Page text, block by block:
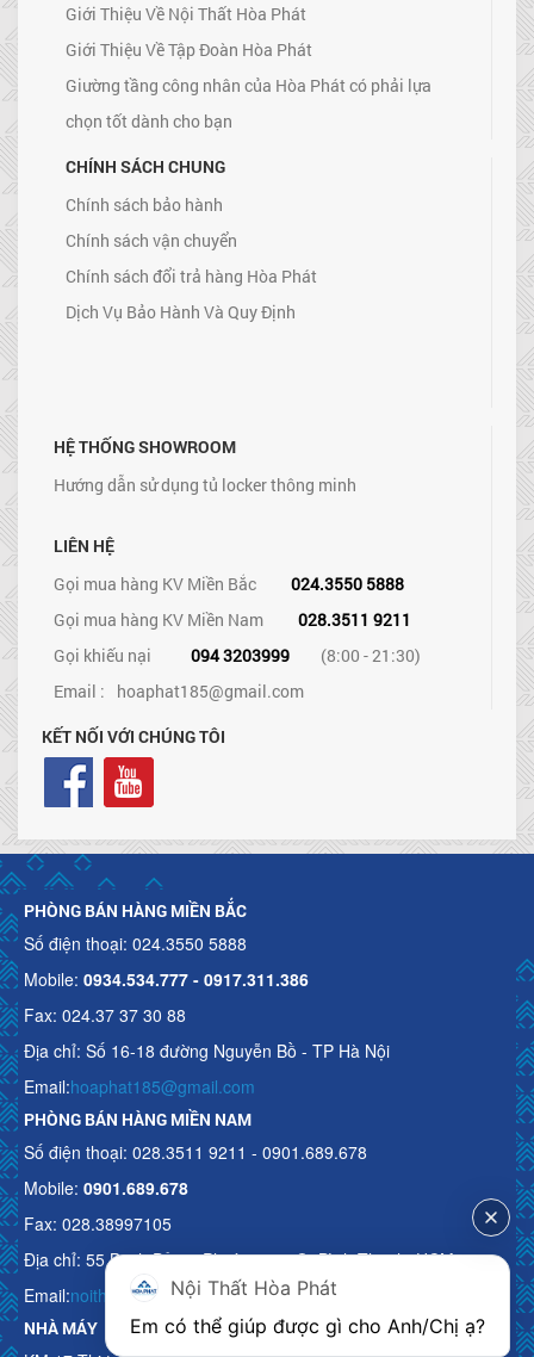
Giới Thiệu Về Nội Thất Hòa Phát
Giới Thiệu Về Tập Đoàn Hòa Phát
Giường tầng công nhân của Hòa Phát có phải lựa
chọn tốt dành cho bạn
CHÍNH SÁCH CHUNG
Chính sách bảo hành
Chính sách vận chuyển
Chính sách đổi trả hàng Hòa Phát
Dịch Vụ Bảo Hành Và Quy Định
HỆ THỐNG SHOWROOM
Hướng dẫn sử dụng tủ locker thông minh
LIÊN HỆ
Gọi mua hàng KV Miền Bắc
024.3550 5888
Gọi mua hàng KV Miền Nam
028.3511 9211
Gọi khiếu nại
094 3203999
(8:00 - 21:30)
Email : hoaphat185@gmail.com
KẾT NỐI VỚI CHÚNG TÔI
PHÒNG BÁN HÀNG MIỀN BẮC
Số điện thoại: 024.3550 5888
Mobile: 0934.534.777 - 0917.311.386
Fax: 024.37 37 30 88
Địa chỉ: Số 16-18 đường Nguyễn Bồ - TP Hà Nội
Email:hoaphat185@gmail.com
PHÒNG BÁN HÀNG MIỀN NAM
Số điện thoại: 028.3511 9211 - 0901.689.678
Mobile: 0901.689.678
Fax: 028.38997105
Địa chỉ: 55 Bạch Đằng, Phường 15, Q. Bình Thạnh, HCM
Email:noithathoaphattot@gmail.com
NHÀ MÁY
Nội Thất Hòa Phát